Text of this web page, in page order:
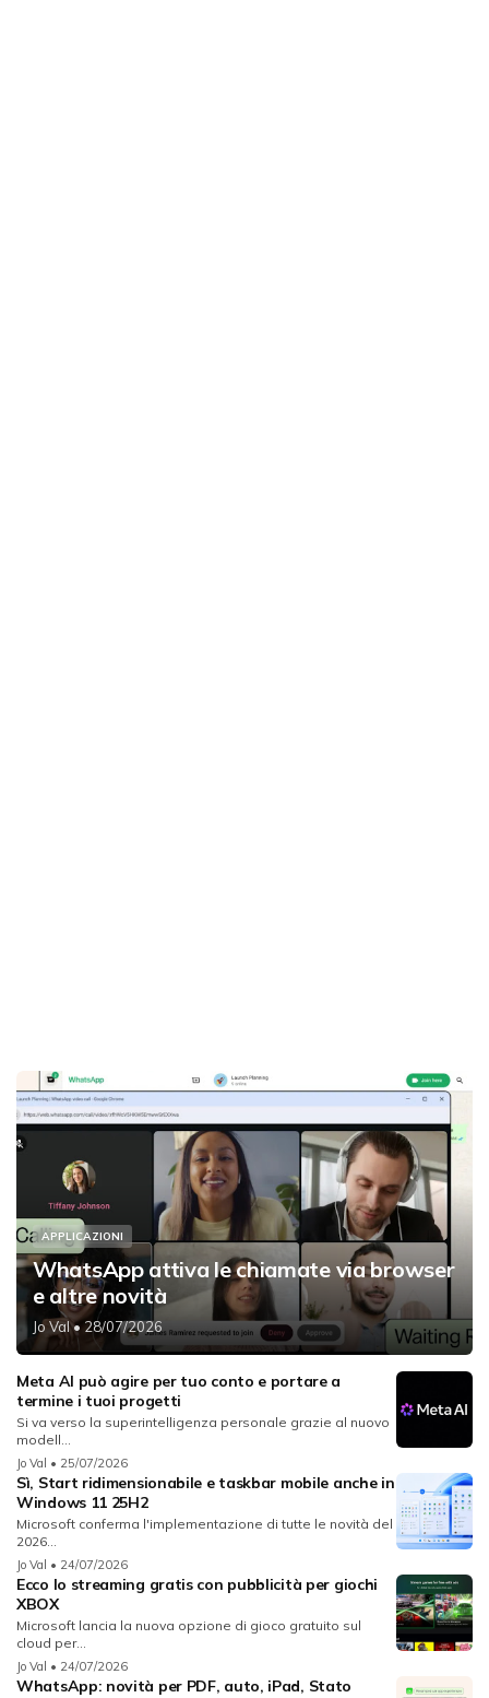
APPLICAZIONI
WhatsApp attiva le chiamate via browser
e altre novità
Jo Val• 28/07/2026
Meta AI può agire per tuo conto e portare a
termine i tuoi progetti
Si va verso la superintelligenza personale grazie al nuovo
modell...
Jo Val • 25/07/2026
Sì, Start ridimensionabile e taskbar mobile anche in
Windows 11 25H2
Microsoft conferma l'implementazione di tutte le novità del
2026...
Jo Val • 24/07/2026
Ecco lo streaming gratis con pubblicità per giochi
XBOX
Microsoft lancia la nuova opzione di gioco gratuito sul
cloud per...
Jo Val • 24/07/2026
WhatsApp: novità per PDF, auto, iPad, Stato